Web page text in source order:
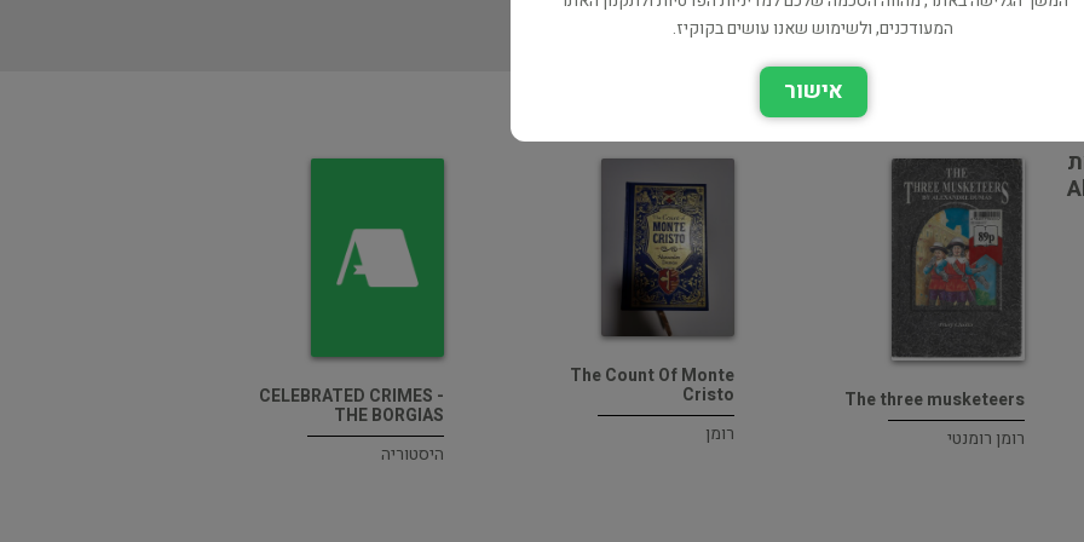
מוכר ספר זהה? לחץ כאן להוספה למאגר
The three musketeers
רומן רומנטי
The Count Of Monte
Cristo
רומן
CELEBRATED CRIMES -
THE BORGIAS
היסטוריה
המעודכנים, ולשימוש שאנו עושים בקוקיז.
אישור